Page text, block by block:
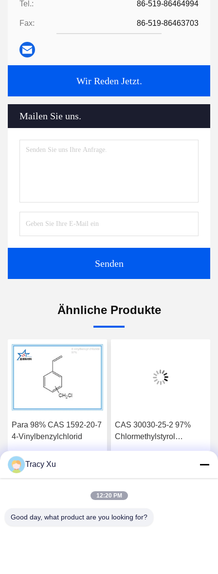
Tel.: 86-519-86464994
Fax: 86-519-86463703
Wir Reden Jetzt.
Mailen Sie uns.
Senden
Ähnliche Produkte
Para 98% CAS 1592-20-7
4-Vinylbenzylchlorid
Wir Reden Jetzt.
CAS 30030-25-2 97%
Chlormethylstyrol
Tracy Xu
12:20 PM
Good day, what product are you looking for?